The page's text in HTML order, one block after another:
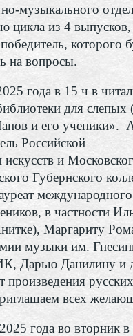
музыкального
цикла из 4 выпусков,
которого
на вопросы.
года в 15 ч в
для
и его ученики».
Российской
и
Губернского
в частности
Маргариту
музыки им.
Дарью Данилину и
произведения
всех
года во вторник в